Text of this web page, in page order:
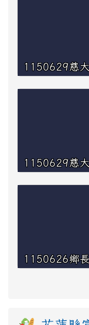
1150629慈
1150629慈
1150626鄉